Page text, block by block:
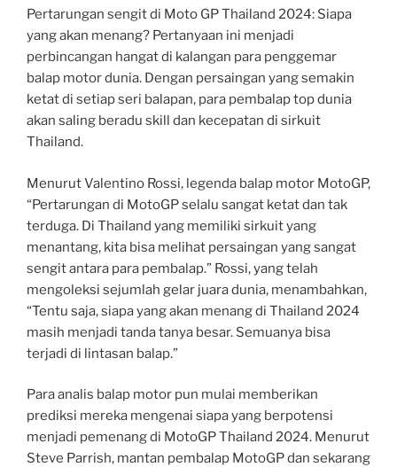
Pertarungan sengit di Moto GP Thailand 2024: Siapa
yang akan menang? Pertanyaan ini menjadi
perbincangan hangat di kalangan para penggemar
balap motor dunia. Dengan persaingan yang semakin
ketat di setiap seri balapan, para pembalap top dunia
akan saling beradu skill dan kecepatan di sirkuit
Thailand.
Menurut Valentino Rossi, legenda balap motor MotoGP,
“Pertarungan di MotoGP selalu sangat ketat dan tak
terduga. Di Thailand yang memiliki sirkuit yang
menantang, kita bisa melihat persaingan yang sangat
sengit antara para pembalap.” Rossi, yang telah
mengoleksi sejumlah gelar juara dunia, menambahkan,
“Tentu saja, siapa yang akan menang di Thailand 2024
masih menjadi tanda tanya besar. Semuanya bisa
terjadi di lintasan balap.”
Para analis balap motor pun mulai memberikan
prediksi mereka mengenai siapa yang berpotensi
menjadi pemenang di MotoGP Thailand 2024. Menurut
Steve Parrish, mantan pembalap MotoGP dan sekarang